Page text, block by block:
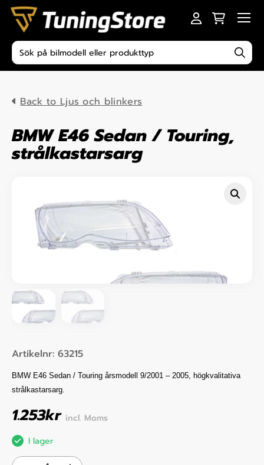
Skip to content
Produktsökning
Back to Ljus och blinkers
BMW E46 Sedan / Touring,
strålkastarsarg
Artikelnr: 63215
BMW E46 Sedan / Touring årsmodell 9/2001 – 2005, högkvalitativa
strålkastarsarg.
1.253kr incl. Moms
I lager